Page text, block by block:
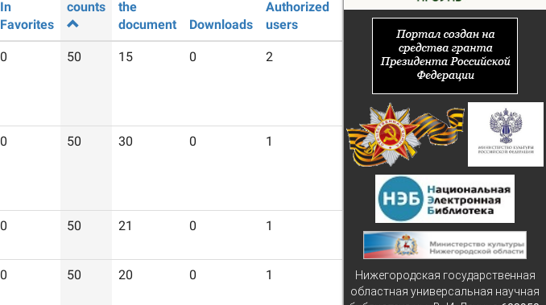
In
Favorites
counts
the
document
Downloads
Authorized
users
Guest
0 50 15 0 2
0 50 30 0 1 30
0 50 21 0 1
0 50 20 0 1 20Нижегородская государственная
областная универсальная научная